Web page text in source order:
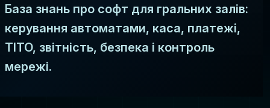
База знань про софт для гральних залів:
керування автоматами, каса, платежі,
TITO, звітність, безпека і контроль
мережі.